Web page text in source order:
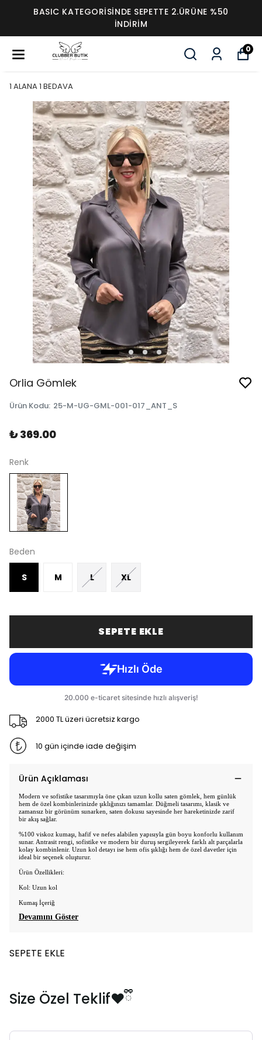
BASIC KATEGORİSİNDE SEPETTE 2.ÜRÜNE %50
İNDİRİM
0
1 ALANA 1 BEDAVA
Orlia Gömlek
Ürün Kodu: 25-M-UG-GML-001-017_ANT_S
₺ 369.00
Renk
Beden
S M L XL
SEPETE EKLE
2000 TL üzeri ücretsiz kargo
10 gün içinde iade değişim
Ürün Açıklaması
Modern ve sofistike tasarımıyla öne çıkan uzun kollu saten gömlek, hem günlük
hem de özel kombinlerinizde şıklığınızı tamamlar. Düğmeli tasarımı, klasik ve
zamansız bir görünüm sunarken, saten dokusu sayesinde her hareketinizde zarif
bir akış sağlar.
%100 viskoz kumaşı, hafif ve nefes alabilen yapısıyla gün boyu konforlu kullanım
sunar. Antrasit rengi, sofistike ve modern bir duruş sergileyerek farklı alt parçalarla
kolay kombinlenir. Uzun kol detayı ise hem ofis şıklığı hem de özel davetler için
ideal bir seçenek oluşturur.
Ürün Özellikleri:
Kol: Uzun kol
Kumaş İçeriğ
Devamını Göster
SEPETE EKLE
Size Özel Teklif❤️ྀི